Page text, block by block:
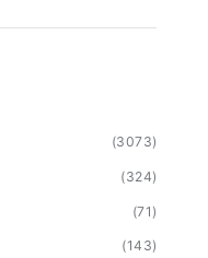
(3073)
(324)
(71)
(143)